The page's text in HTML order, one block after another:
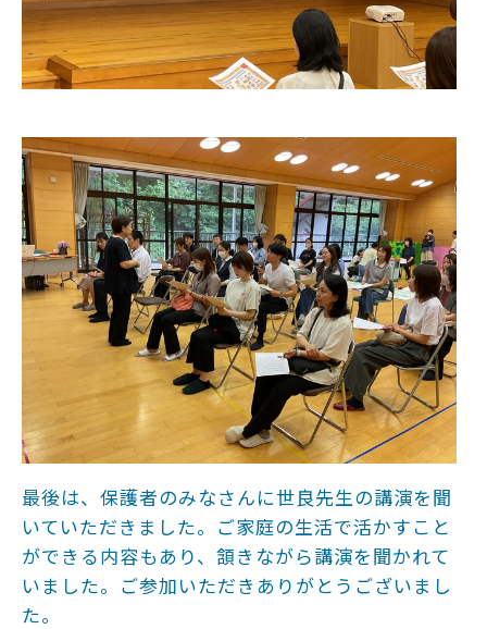
最後は、保護者のみなさんに世良先生の講演を聞
いていただきました。ご家庭の生活で活かすこと
ができる内容もあり、頷きながら講演を聞かれて
いました。ご参加いただきありがとうございまし
た。